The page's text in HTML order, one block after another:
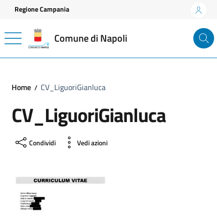
Vai ai contenuti
Vai al footer
Regione Campania
Comune di Napoli
Home CV_LiguoriGianluca
CV_LiguoriGianluca
Condividi Vedi azioni